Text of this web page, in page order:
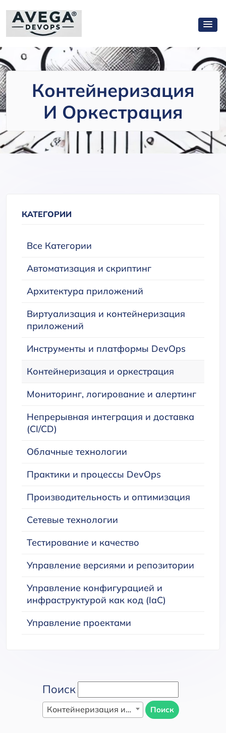
Контейнеризация
И Оркестрация
КАТЕГОРИИ
Все Категории
Автоматизация и скриптинг
Архитектура приложений
Виртуализация и контейнеризация
приложений
Инструменты и платформы DevOps
Контейнеризация и оркестрация
Мониторинг, логирование и алертинг
Непрерывная интеграция и доставка
(CI/CD)
Облачные технологии
Практики и процессы DevOps
Производительность и оптимизация
Сетевые технологии
Тестирование и качество
Управление версиями и репозитории
Управление конфигурацией и
инфраструктурой как код (IaC)
Управление проектами
Поиск
Контейнеризация и оркестрация Поиск